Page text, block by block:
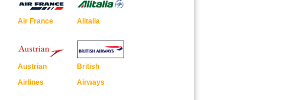
Air France Alitalia
Austrian
Airlines
British
Airways